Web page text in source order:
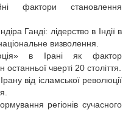
фактори становлення
Ганді: лідерство в Індії в
визволення.
в Ірані як фактор
чверті 20 століття.
від ісламської революції
регіонів сучасного